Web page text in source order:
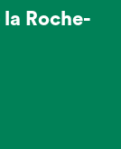
Roche-